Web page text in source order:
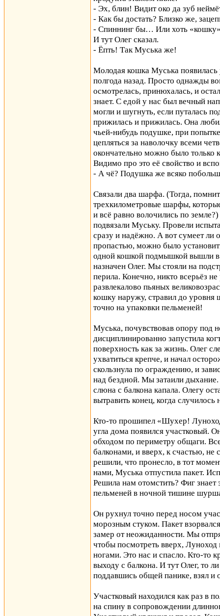
- Эх, блин! Видит око да зуб
- Как бы достать? Близко же,
- Спиннинг бы… Или хоть
И тут Олег сказал.
- Ёпть! Так Муська же!
Молодая кошка Муська появилась
полгода назад. Просто однажды
осмотрелась, принюхалась, и
знает. С едой у нас был вечный
могли и шугнуть, если путалась
прижилась и прижилась. Она
чьей-нибудь подушке, при
цепляться за наволочку всеми
окончательно можно было только
Видимо про это её свойство и
- А чё? Подушка же всяко
Связали два шарфа. (Тогда,
трехкилометровые шарфы,
и всё равно волочились по
подвязали Муську. Провели
сразу и надёжно. А вот сумеет ли
пропастью, можно было
одной кошкой подмышкой вышли
назначен Олег. Мы стояли на
перила. Конечно, никто всерьёз
развлекалово пьяных
кошку наружу, стравил до уровня
точно на упаковки пельменей!
Муська, почувствовав опору под
дисциплинированно запустила
поверхность как за жизнь. Олег
ухватиться крепче, и начал
скользнула по ограждению, и
над бездной. Мы затаили
слюна с балкона капала. Олегу
вытравить конец, когда случилось
Кто-то прошипел «Шухер!
угла дома появился участковый.
обходом по периметру общаги.
балконами, и вверх, к счастью,
решили, что пронесло, в тот
нами, Муська отпустила пакет.
Решила нам отомстить? Фиг
пельменей в ночной тишине
Он рухнул точно перед носом
морозным стуком. Пакет
замер от неожиданности. Мы
чтобы посмотреть вверх, Луноход
ногами. Это нас и спасло. Кто-то
выходу с балкона. И тут Олег, то
поддавшись общей панике, взял и
Участковый находился как раз в
на спину в сопровождении